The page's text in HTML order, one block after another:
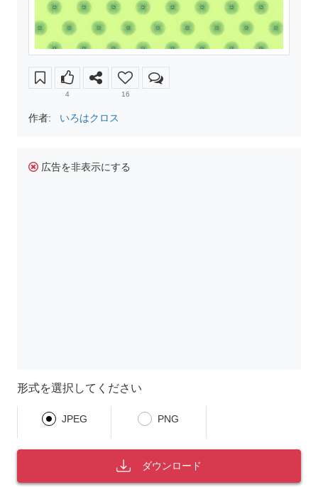
4 16
作者: いろはクロス
広告を非表示にする
形式を選択してください
JPEG PNG
ダウンロード